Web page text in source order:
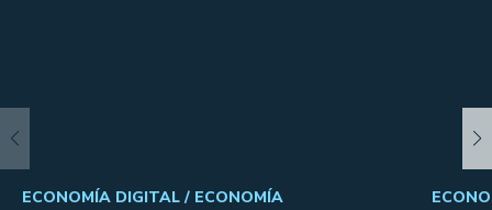
ECONOMÍA DIGITAL / ECONOMÍA